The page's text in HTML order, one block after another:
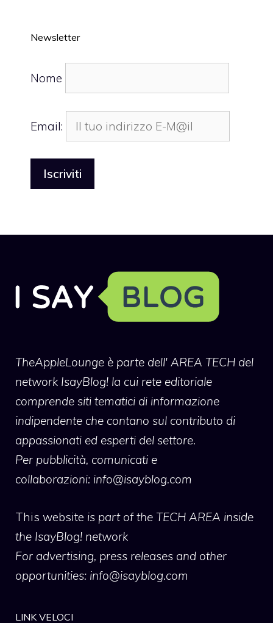
Newsletter
Nome
Email:
TheAppleLounge è parte dell' AREA TECH del
network IsayBlog! la cui rete editoriale
comprende siti tematici di informazione
indipendente che contano sul contributo di
appassionati ed esperti del settore.
Per pubblicità, comunicati e
collaborazioni: info@isayblog.com
This website is part of the TECH AREA inside
the IsayBlog! network
For advertising, press releases and other
opportunities: info@isayblog.com
LINK VELOCI